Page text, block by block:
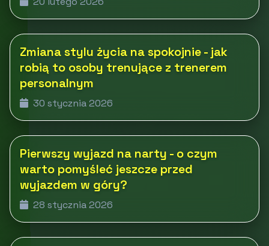
Zmiana stylu życia na spokojnie - jak
robią to osoby trenujące z trenerem
personalnym
30 stycznia 2026
Pierwszy wyjazd na narty - o czym
warto pomyśleć jeszcze przed
wyjazdem w góry?
28 stycznia 2026